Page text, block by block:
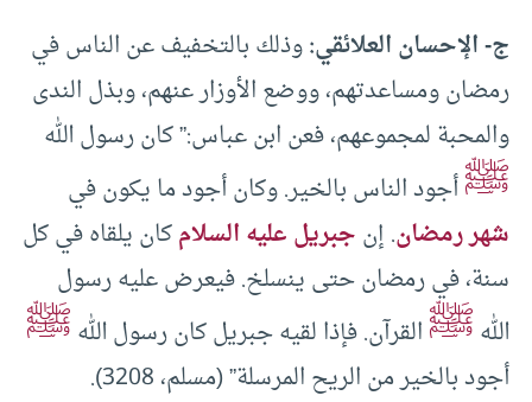
ج- الإحسان العلائقي:وذلك بالتخفيف عن الناس في
رمضان ومساعدتهم، ووضع الأوزار عنهم، وبذل الندى
والمحبة لمجموعهم، فعن ابن عباس:” كان رسول الله
ﷺ‌أجود الناس بالخير. وكان ‌أجود ما يكون في
شهر رمضان. إنجبريل عليه السلامكان يلقاه في كل
سنة، في رمضان حتى ينسلخ. فيعرض عليه رسول
اللهﷺالقرآن. فإذا لقيه جبريل كان رسول اللهﷺ
‌أجود بالخير من الريح المرسلة” (مسلم، 3208).